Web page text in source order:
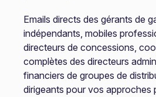
Emails directs des gérants de
indépendants, mobiles
directeurs de concessions,
complètes des directeurs
financiers de groupes de
dirigeants pour vos approches